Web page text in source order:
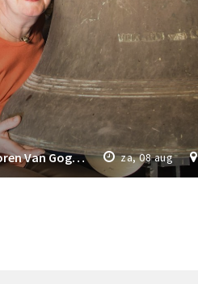
za, 08 aug
Beiaardconcert toren Van Gogh Kerk